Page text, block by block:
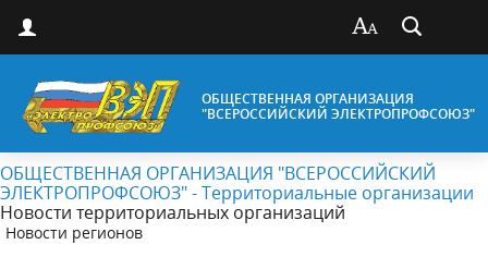
ОБЩЕСТВЕННАЯ ОРГАНИЗАЦИЯ
"ВСЕРОССИЙСКИЙ ЭЛЕКТРОПРОФСОЮЗ"
ОБЩЕСТВЕННАЯ ОРГАНИЗАЦИЯ "ВСЕРОССИЙСКИЙ
ЭЛЕКТРОПРОФСОЮЗ" - Территориальные организации
Новости территориальных организаций
Новости регионов